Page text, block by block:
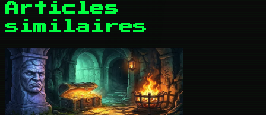
Articles
similaires